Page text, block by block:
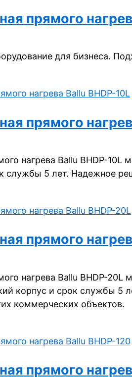
прямого
для бизнеса.
прямого
нагрева Ballu BHDP-
службы 5 лет. Надежное
прямого
нагрева Ballu BHDP-
корпус и срок службы 5
коммерческих объектов.
прямого